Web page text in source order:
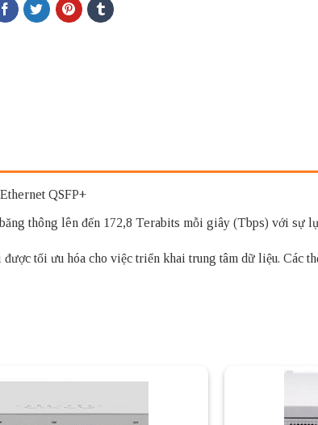
QSFP+
thông lên đến 172,8 Terabits mỗi giây (Tbps) với sự
tối ưu hóa cho việc triển khai trung tâm dữ liệu. Các